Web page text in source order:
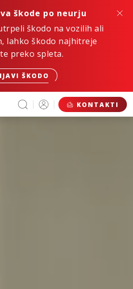
škode po neurju
škodo na vozilih ali
lahko škodo najhitreje
preko spleta.
ŠKODO
KONTAKTI